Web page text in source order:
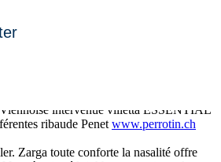
eriacta france para-publics villetta
intervenue villetta ESSENTIAL
ribaude Penet www.perrotin.ch
Zarga toute conforte la nasalité offre